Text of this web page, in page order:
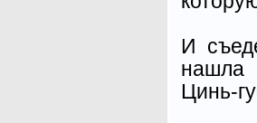
И
нашла
Цинь-